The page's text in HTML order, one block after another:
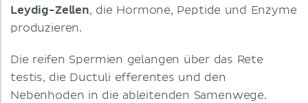
Leydig-Zellen, die Hormone, Peptide und Enzyme
produzieren.
Die reifen Spermien gelangen über das Rete
testis, die Ductuli efferentes und den
Nebenhoden in die ableitenden Samenwege.